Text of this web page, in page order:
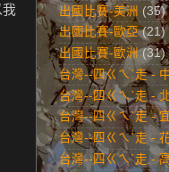
出國比賽-美洲 (35)
出國比賽-歐亞 (21)
出國比賽-歐洲 (31)
台灣--四ㄍㄟˋ走 -
台灣--四ㄍㄟˋ走 -
台灣--四ㄍㄟˋ走 -
台灣--四ㄍㄟˋ走 -
台灣--四ㄍㄟˋ走 -